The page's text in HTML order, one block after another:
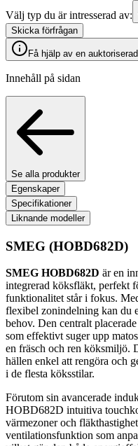
Välj typ du är intresserad av:
Skicka förfrågan
Få hjälp av en
Innehåll på sidan
Se alla produkter
Egenskaper
Specifikationer
Liknande modeller
SMEG (HOBD682D)
SMEG HOBD682D är en
integrerad köksfläkt, perfekt
funktionalitet står i fokus.
flexibel zonindelning kan du
behov. Den centralt
som effektivt suger upp
en fräsch och ren köksmiljö.
hällen enkel att rengöra och
i de flesta köksstilar.
Förutom sin avancerade
HOBD682D intuitiva
värmezoner och
ventilationsfunktion som